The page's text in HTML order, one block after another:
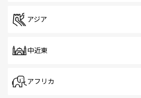
アジア
中近東
アフリカ